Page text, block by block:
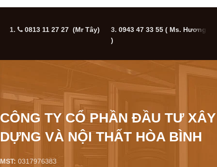
1. 0813 11 27 27 (Mr Tây) 3. 0943 47 33 55 ( Ms. Hương
)
CÔNG TY CỔ PHẦN ĐẦU TƯ XÂY
DỰNG VÀ NỘI THẤT HÒA BÌNH
MST: 0317976383